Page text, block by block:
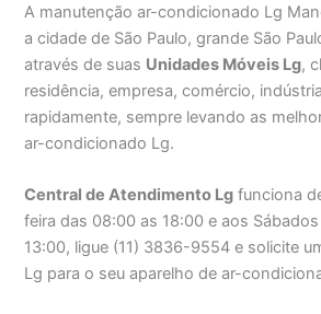
A manutenção ar-condicionado Lg
a cidade de São Paulo, grande São
através de suas Unidades Móveis Lg,
residência, empresa, comércio,
rapidamente, sempre levando as
ar-condicionado Lg.
Central de Atendimento Lg funciona
feira das 08:00 as 18:00 e aos
13:00, ligue (11) 3836-9554 e solicite
Lg para o seu aparelho de ar-